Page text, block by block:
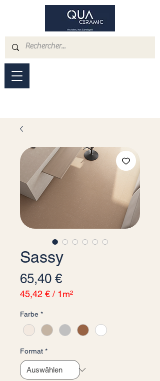
Sassy
65,40 €Preis
45,42 € / 1m²
pro
1
Quadratmeter
Farbe *
Format *